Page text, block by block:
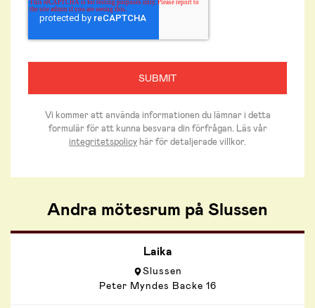
Vi kommer att använda informationen du lämnar i detta
formulär för att kunna besvara din förfrågan. Läs vår
integritetspolicy här för detaljerade villkor.
Andra mötesrum på Slussen
Laika
Slussen
Peter Myndes Backe 16